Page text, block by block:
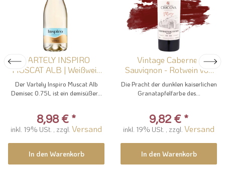
VARTELY INSPIRO
MUSCAT ALB | Weißwein
von...
Der Vartely Inspiro Muscat Alb
Demisec 0.75L ist ein demisüßer...
8,98 € *
inkl. 19% USt. , zzgl. Versand
In den Warenkorb
Vintage Cabernet
Sauvignon - Rotwein von
Cricova
Die Pracht der dunklen kaiserlichen
Granatapfelfarbe des...
9,82 € *
inkl. 19% USt. , zzgl. Versand
In den Warenkorb